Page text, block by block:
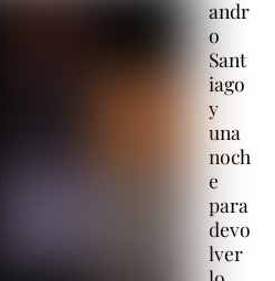
andr
o
Sant
iago
y
una
noch
e
para
devo
lver